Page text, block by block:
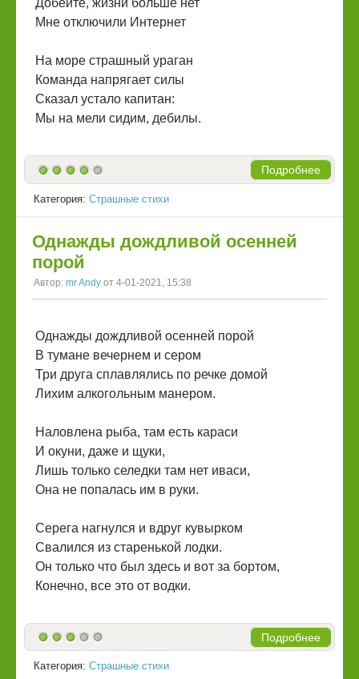
Мне отключили Интернет
На море страшный ураган
Команда напрягает силы
Сказал устало капитан:
Мы на мели сидим, дебилы.
Подробнее
Категория: Страшные стихи
Однажды дождливой осенней
порой
Автор: mr Andy от 4-01-2021, 15:38
Однажды дождливой осенней порой
В тумане вечернем и сером
Три друга сплавлялись по речке домой
Лихим алкогольным манером.
Наловлена рыба, там есть караси
И окуни, даже и щуки,
Лишь только селедки там нет иваси,
Она не попалась им в руки.
Серега нагнулся и вдруг кувырком
Свалился из старенькой лодки.
Он только что был здесь и вот за бортом,
Конечно, все это от водки.
Подробнее
Категория: Страшные стихи